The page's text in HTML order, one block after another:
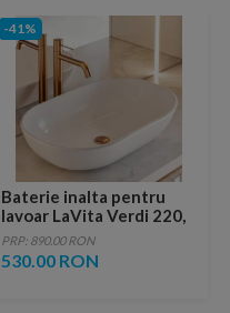
-41%
Baterie inalta pentru
lavoar LaVita Verdi 220,
fara ventil, brushed
copper
PRP: 890.00 RON
530.00 RON